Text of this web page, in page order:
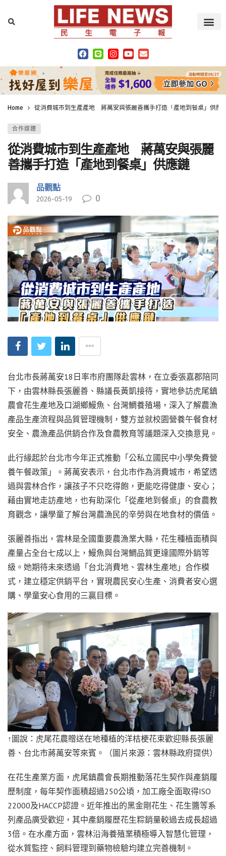
Home 從消費城市到生產產地 蔣萬安與張麗善攜手打造「產地到餐桌」供應
合作媒體
從消費城市到生產產地 蔣萬安與張麗
善攜手打造「產地到餐桌」供應鏈
品觀點
2026-05-19 0
台北市長蔣萬安18日率市府團隊赴雲林，在立委張嘉郡陪同
下，由雲林縣長張麗善、縣議長黃凱接待，實地參訪虎尾鎮
農會花生產地及口湖鄉鰻魚、台灣鯛養殖場，深入了解農漁
產品生產流程與品質管理機制，雙方並就校園營養午餐食材
安全、農漁產品供銷合作及食農教育等議題深入交換意見。
此行緣起於台北市今年正式推動「公私立國民中小學免費營
養午餐政策」。蔣萬安表示，台北市作為消費城市，希望透
過與雲林合作，讓孩子不只吃得飽，更能吃得健康、安心；
藉由實地走訪產地，也有助深化「從產地到餐桌」的食農教
育觀念，讓學童了解台灣農漁民的辛勞與在地食材的價值。
張麗善指出，雲林是全國重要農漁業大縣，花生種植面積與
產量占全台七成以上，鰻魚與台灣鯛品質更達國際外銷等
級。她期待未來透過「台北消費地、雲林生產地」合作模
式，建立穩定供銷平台，實現農民安心生產、消費者安心選
購、學童安心食用的三贏目標。
↑圖說：虎尾花農贈送在地種植的洋桔梗花束歡迎縣長張麗
善、台北市蔣萬安等來賓。（圖片來源：雲林縣政府提供）
在花生產業方面，虎尾鎮農會長期推動落花生契作與產銷履
歷制度，每年契作面積超過250公頃，加工廠全面取得ISO
22000及HACCP認證。近年推出的黑金剛花生、花生醬等系
列產品廣受歡迎，其中產銷履歷花生粽銷量較過去成長超過
3倍。在水產方面，雲林沿海養殖業積極導入智慧化管理，
從水質監控、飼料管理到藥物檢驗均建立完善機制。